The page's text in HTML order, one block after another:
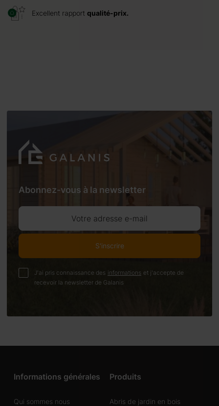
Excellent rapport qualité-prix.
Abonnez-vous à la newsletter
Votre adresse e-mail
S'inscrire
J'ai pris connaissance des informations et j'accepte de
recevoir la newsletter de Galanis
Informations générales
Qui sommes nous
Produits
Abris de jardin en bois